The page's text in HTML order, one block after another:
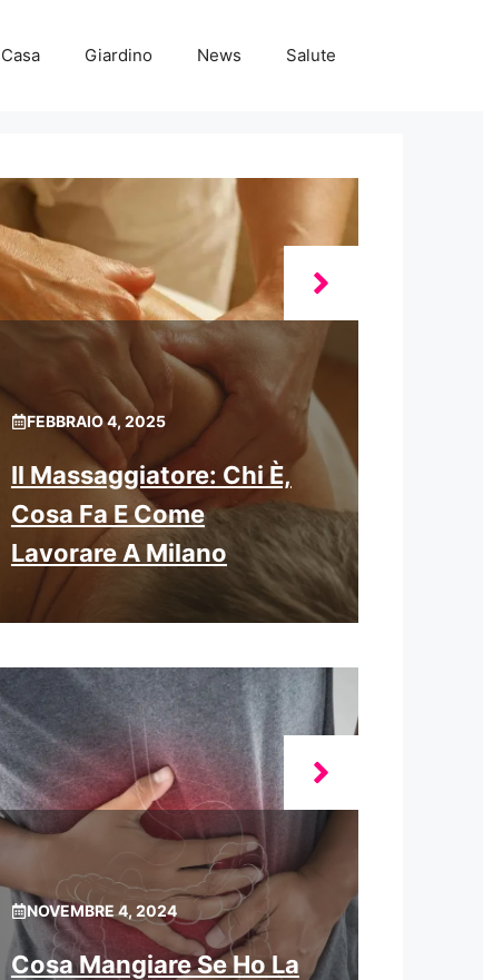
Casa Giardino News Salute
FEBBRAIO 4, 2025
Il Massaggiatore: Chi È,
Cosa Fa E Come
Lavorare A Milano
NOVEMBRE 4, 2024
Cosa Mangiare Se Ho La